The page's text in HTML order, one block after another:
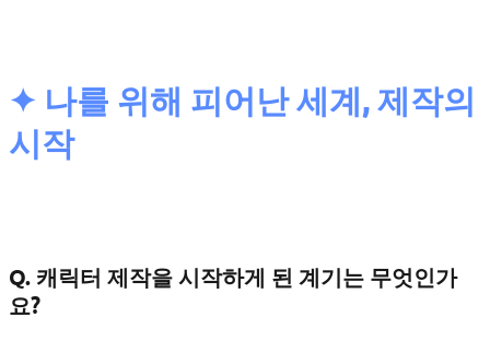
✦ 나를 위해 피어난 세계, 제작의
시작
Q. 캐릭터 제작을 시작하게 된 계기는 무엇인가
요?